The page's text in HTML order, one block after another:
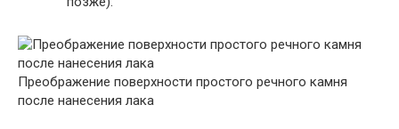
Преображение поверхности простого речного камня
после нанесения лака